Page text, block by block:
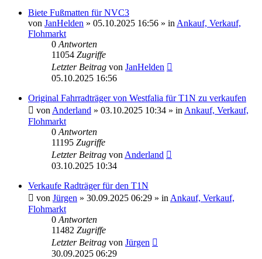
Biete Fußmatten für NVC3
von JanHelden » 05.10.2025 16:56 » in Ankauf, Verkauf,
Flohmarkt
0 Antworten
11054 Zugriffe
Letzter Beitrag von JanHelden
05.10.2025 16:56
Original Fahrradträger von Westfalia für T1N zu verkaufen
von Anderland » 03.10.2025 10:34 » in Ankauf, Verkauf,
Flohmarkt
0 Antworten
11195 Zugriffe
Letzter Beitrag von Anderland
03.10.2025 10:34
Verkaufe Radträger für den T1N
von Jürgen » 30.09.2025 06:29 » in Ankauf, Verkauf,
Flohmarkt
0 Antworten
11482 Zugriffe
Letzter Beitrag von Jürgen
30.09.2025 06:29